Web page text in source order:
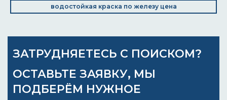
водостойкая краска по железу цена
ЗАТРУДНЯЕТЕСЬ С ПОИСКОМ?
ОСТАВЬТЕ ЗАЯВКУ, МЫ
ПОДБЕРЁМ НУЖНОЕ